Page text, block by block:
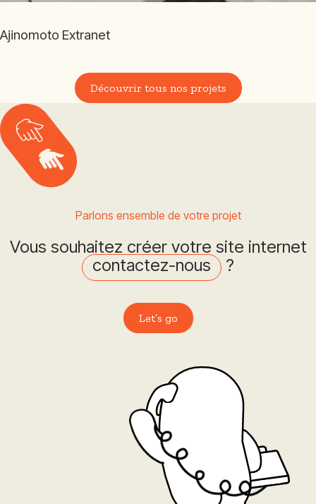
Ajinomoto Extranet
Découvrir tous nos projets
Parlons ensemble de votre projet
Vous souhaitez créer votre site internet
contactez-nous
?
Let’s go